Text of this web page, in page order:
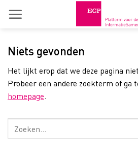
Niets gevonden
Het lijkt erop dat we deze pagina
Probeer een andere zoekterm of ga
homepage